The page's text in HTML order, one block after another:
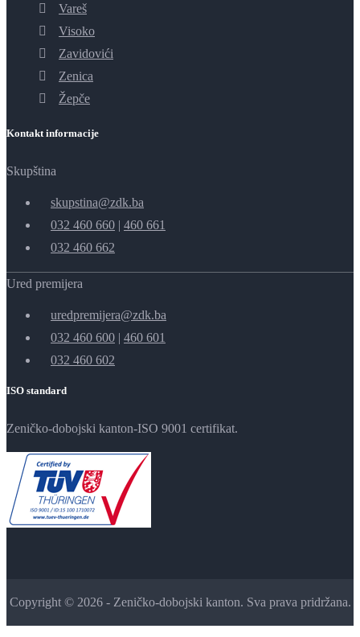
Vareš
Visoko
Zavidovići
Zenica
Žepče
Kontakt informacije
Skupština
skupstina@zdk.ba
032 460 660 | 460 661
032 460 662
Ured premijera
uredpremijera@zdk.ba
032 460 600 | 460 601
032 460 602
ISO standard
Zeničko-dobojski kanton-ISO 9001 certifikat.
Copyright © 2026 - Zeničko-dobojski kanton. Sva prava pridržana.